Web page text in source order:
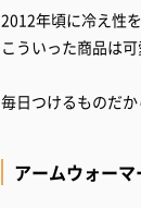
2012年頃に冷え性
こういった商品は
毎日つけるものだ
アームウォー